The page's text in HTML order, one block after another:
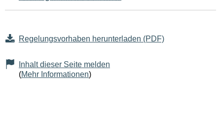
Regelungsvorhaben herunterladen (PDF)
Inhalt dieser Seite melden
(Mehr Informationen)